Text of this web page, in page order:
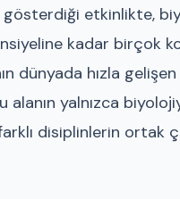
etkinlikte,
kadar birçok
dünyada hızla
yalnızca
disiplinlerin ortak